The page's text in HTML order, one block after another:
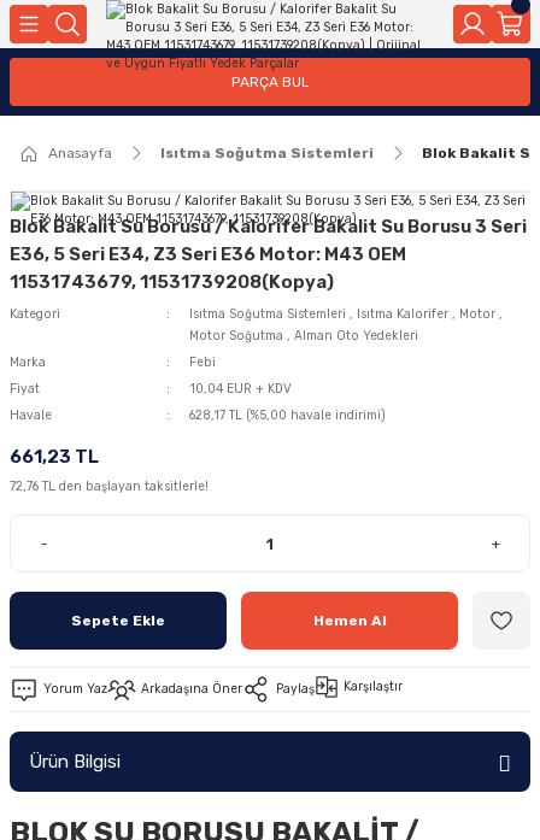
Geri Dön
Geri Dön
Geri Dön
Yakıt Pompası, Yakıt Hatları
Motor Elektrik
Ateşleme Buji Bobin Buji Kablosu
Alternatör Marş Motoru
Geri Dön
Geri Dön
Geri Dön
Kollar
Geri Dön
Geri Dön
Ön Arka
Geri Dön
PARÇA BUL
Anasayfa Isıtma Soğutma Sistemleri Blok Bakalit
Blok Bakalit Su Borusu / Kalorifer Bakalit Su Borusu 3 Seri
E36, 5 Seri E34, Z3 Seri E36 Motor: M43 OEM
11531743679, 11531739208(Kopya)
Kategori Isıtma Soğutma Sistemleri , Isıtma Kalorifer , Motor ,
Motor Soğutma , Alman Oto Yedekleri
Marka
Febi
Fiyat
10,04 EUR + KDV
Havale
628,17 TL (%5,00 havale indirimi)
661,23 TL
72,76 TL den başlayan taksitlerle!
- +
Sepete Ekle Hemen Al
Yorum Yaz Arkadaşına Öner Paylaş Karşılaştır
Ürün Bilgisi
BLOK SU BORUSU BAKALİT /